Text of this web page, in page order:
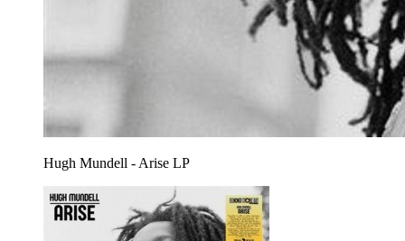
Hugh Mundell - Arise LP